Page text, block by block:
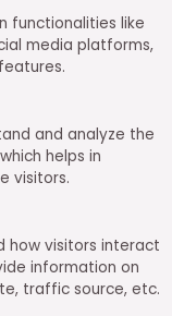
functionalities like
media platforms,
and analyze the
helps in
visitors.
how visitors interact
information on
traffic source, etc.